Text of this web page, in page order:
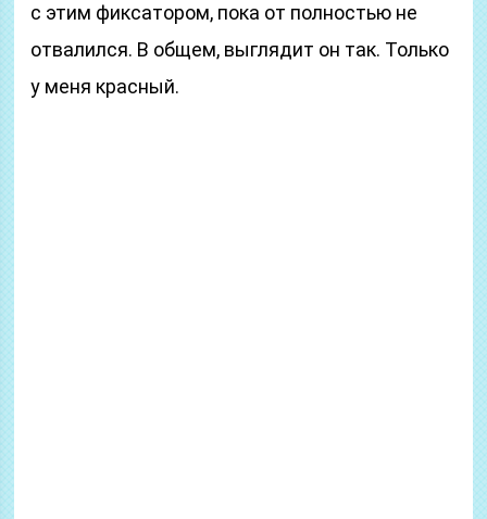
с этим фиксатором, пока от полностью не
отвалился. В общем, выглядит он так. Только
у меня красный.